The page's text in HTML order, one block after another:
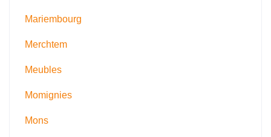
Mariembourg
Merchtem
Meubles
Momignies
Mons